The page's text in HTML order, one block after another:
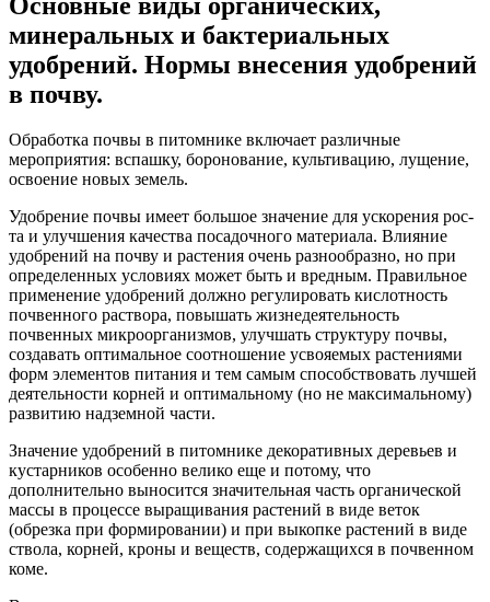
минеральных и бактериальных
удобрений. Нормы внесения удобрений
в почву.
Обработка почвы в питомнике включает различ­ные
мероприятия: вспашку, боронование, культивацию, луще­ние,
освоение новых земель.
Удобрение почвы имеет большое значение для ускорения рос­
та и улучшения качества посадочного материала. Влияние
удобре­ний на почву и растения очень разнообразно, но при
определен­ных условиях может быть и вредным. Правильное
применение удоб­рений должно регулировать кислотность
почвенного раствора, повышать жизнедеятельность
почвенных микроорганизмов, улуч­шать структуру почвы,
создавать оптимальное соотношение усво­яемых растениями
форм элементов питания и тем самым способ­ствовать лучшей
деятельности корней и оптимальному (но не мак­симальному)
развитию надземной части.
Значение удобрений в питомнике декоративных деревьев и
кустарников особенно велико еще и потому, что
дополнительно выносится значительная часть органической
массы в процессе вы­ращивания растений в виде веток
(обрезка при формировании) и при выкопке растений в виде
ствола, корней, кроны и веществ, содержащихся в почвенном
коме.